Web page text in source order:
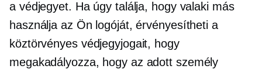
a védjegyet. Ha úgy találja, hogy valaki más
használja az Ön logóját, érvényesítheti a
köztörvényes védjegyjogait, hogy
megakadályozza, hogy az adott személy